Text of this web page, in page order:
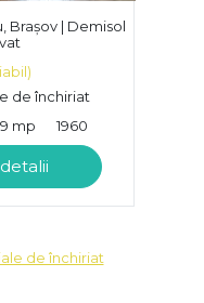
Brașov | Demisol
de închiriat
mp 1960
de închiriat